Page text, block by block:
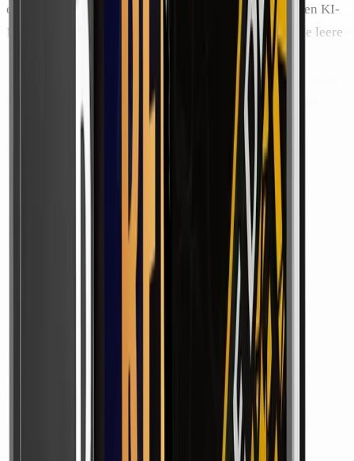
ein 90-Tage-Content-System, KI-Ideen-Tools und einen KI-
Mentor. Es ist also nicht so, dass das Kernangebot eine leere
Hülle wäre, die erst durch Zukäufe brauchbar wird. Den
genauen Preis und den vollen Umfang nennt das kostenlose
Webinar beziehungsweise die Angebotsseite – ein guter
Moment, um Leistung und mögliche Zusatzkosten
gegeneinander abzuwägen.
Drittens: Fremde Inhalte sind kein
rechtsfreier Raum
Ein Kernbaustein des Konzepts ist das anonyme, sogenannte
„faceless“ Arbeiten – Reichweite aufbauen, ohne selbst vor
der Kamera zu stehen, auch über fremde Inhalte und
Influencer. Für viele senkt das eine echte Hemmschwelle,
und das ist ein nachvollziehbarer Vorteil.
Doch „anonym“ heißt nicht „erlaubt ist alles“. Wer mit
fremdem Material arbeitet, bewegt sich nur dann auf
sicherem Boden, wenn Urheberrecht und die Regeln der